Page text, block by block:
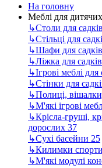
На головну
Меблі для дитячих
↳Столи для садків
↳Стільці для
↳Шафи для
↳Ліжка для садків
↳Ігрові меблі для
↳Стінки для
↳Полиці,
↳М'які ігрові
↳Крісла-груші,
дорослих 37
↳Сухі басейни 25
↳Килимки
↳М'які модулі